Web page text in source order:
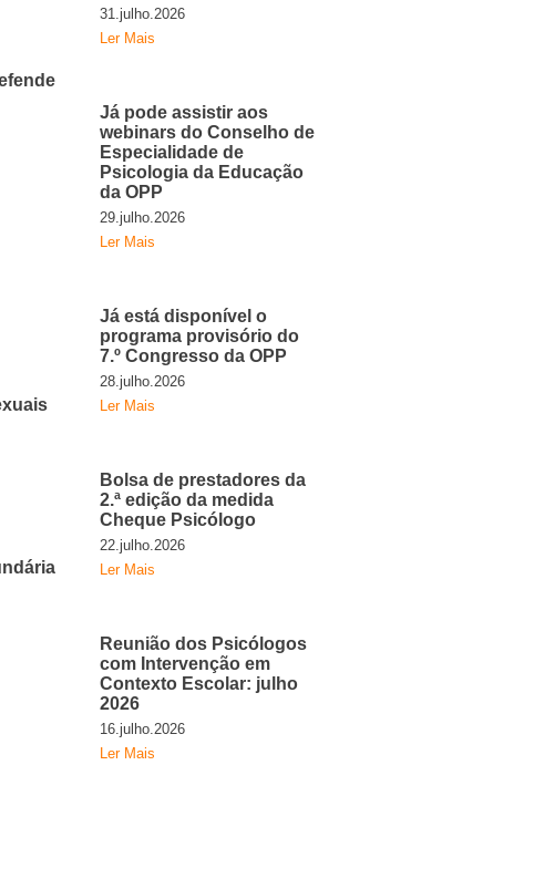
31.julho.2026
Ler Mais
Já pode assistir aos
webinars do Conselho de
Especialidade de
Psicologia da Educação
da OPP
29.julho.2026
Ler Mais
Já está disponível o
programa provisório do
7.º Congresso da OPP
28.julho.2026
Ler Mais
Bolsa de prestadores da
2.ª edição da medida
Cheque Psicólogo
22.julho.2026
Ler Mais
Reunião dos Psicólogos
com Intervenção em
Contexto Escolar: julho
2026
16.julho.2026
Ler Mais